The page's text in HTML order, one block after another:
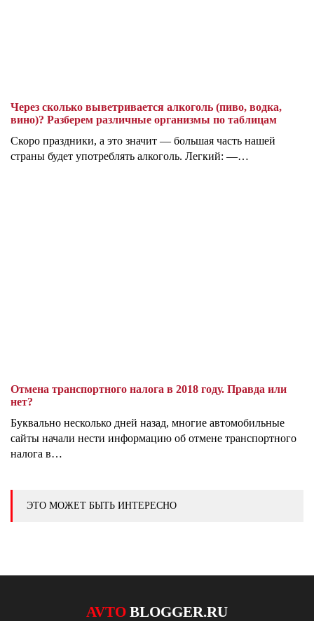
Через сколько выветривается алкоголь (пиво, водка,
вино)? Разберем различные организмы по таблицам
Скоро праздники, а это значит — большая часть нашей
страны будет употреблять алкоголь. Легкий: —…
Отмена транспортного налога в 2018 году. Правда или
нет?
Буквально несколько дней назад, многие автомобильные
сайты начали нести информацию об отмене транспортного
налога в…
ЭТО МОЖЕТ БЫТЬ ИНТЕРЕСНО
AVTO BLOGGER.RU